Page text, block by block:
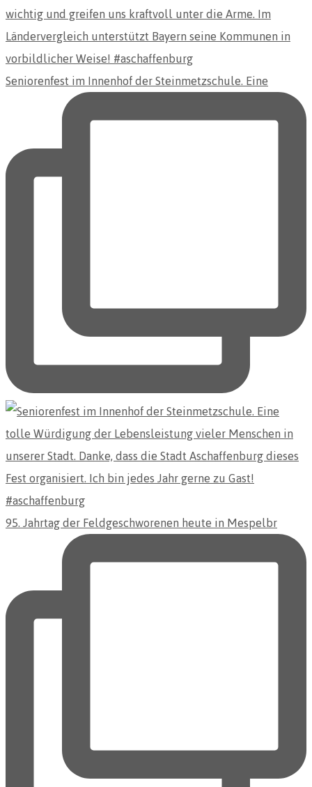
Seniorenfest im Innenhof der Steinmetzschule. Eine
95. Jahrtag der Feldgeschworenen heute in Mespelbr